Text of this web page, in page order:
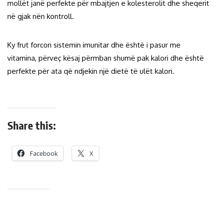
mollët janë perfekte për mbajtjen e kolesterolit dhe sheqerit
në gjak nën kontroll.
Ky frut forcon sistemin imunitar dhe është i pasur me
vitamina, përveç kësaj përmban shumë pak kalori dhe është
perfekte për ata që ndjekin një dietë të ulët kalori.
Share this:
Facebook X